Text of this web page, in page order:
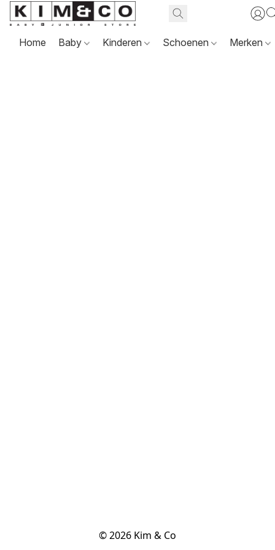
Home Baby Kinderen Schoenen Merken
© 2026 Kim & Co